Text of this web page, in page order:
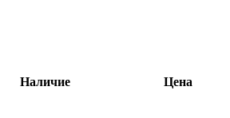
Наличие Цена